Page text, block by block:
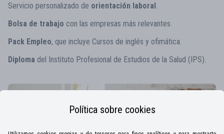
Servicio personalizado de orientación laboral.
Bolsa de trabajo con las empresas más relevantes.
Pack Empleo, que incluye Cursos de inglés y ofimática.
Diploma del Instituto Profesional de Estudios de la Salud (IPS).
Política sobre cookies